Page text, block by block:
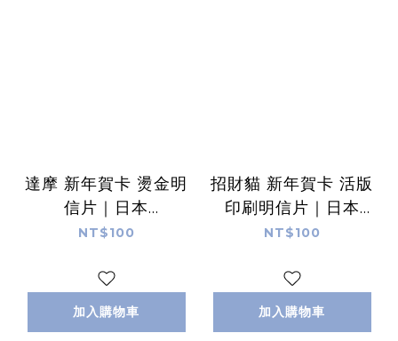
達摩 新年賀卡 燙金明
信片｜日本
ROKKAKU
NT$100
加入購物車
招財貓 新年賀卡 活版
印刷明信片｜日本
ROKKAKU
NT$100
加入購物車